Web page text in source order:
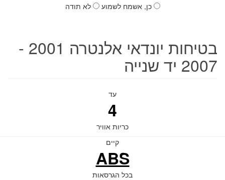
כן, אשמח לשמוע
לא תודה
בטיחות יונדאי אלנטרה 2001 -
2007 יד שנייה
עד
4
כריות אוויר
קיים
ABS
בכל הגרסאות